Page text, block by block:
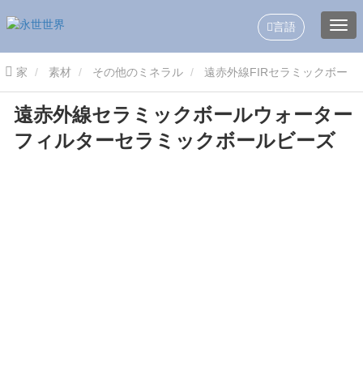
言語
家 素材 その他のミネラル 遠赤外線FIRセラミックボー
ル 遠赤外線セラミックボールウォーターフィルターセラミックボ
ールビーズ
遠赤外線セラミックボールウォーター
フィルターセラミックボールビーズ